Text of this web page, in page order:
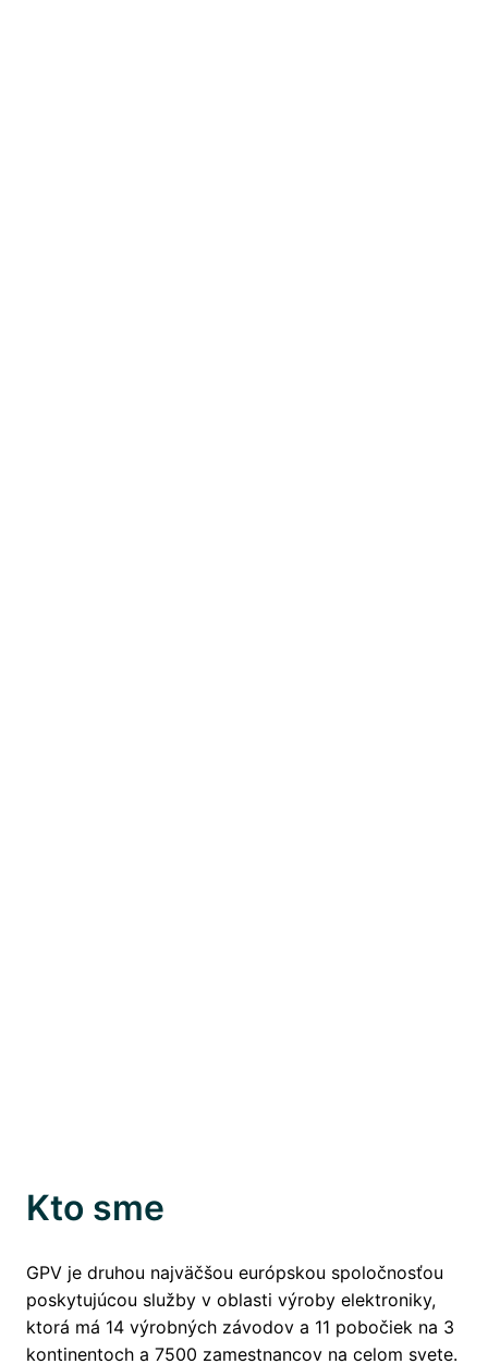
Kto sme
GPV je druhou najväčšou európskou spoločnosťou
poskytujúcou služby v oblasti výroby elektroniky,
ktorá má 14 výrobných závodov a 11 pobočiek na 3